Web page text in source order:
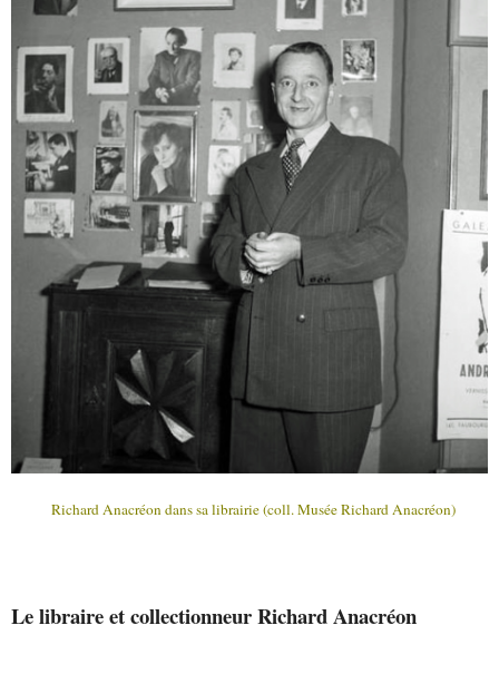
Richard Anacréon dans sa librairie (coll. Musée Richard Anacréon)
Le libraire et collectionneur Richard Anacréon